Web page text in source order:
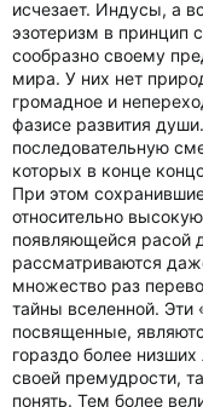
исчезает. Индусы, а
эзотеризм в принцип
сообразно своему
мира. У них нет
громадное и
фазисе развития
последовательную
которых в конце
При этом
относительно
появляющейся расой
рассматриваются
множество раз
тайны вселенной. Эти
посвященные,
гораздо более
своей премудрости,
понять. Тем более